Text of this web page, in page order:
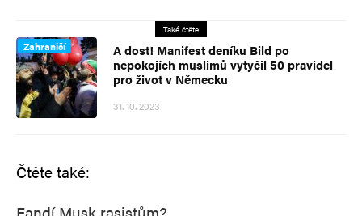
Také čtěte
Zahraničí
A dost! Manifest deníku Bild po
nepokojích muslimů vytyčil 50 pravidel
pro život v Německu
31. 10. 2023
Čtěte také: